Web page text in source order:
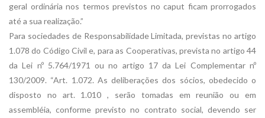
geral ordinária nos termos previstos no caput ficam prorrogados
até a sua realização.”
Para sociedades de Responsabilidade Limitada, previstas no artigo
1.078 do Código Civil e, para as Cooperativas, prevista no artigo 44
da Lei nº 5.764/1971 ou no artigo 17 da Lei Complementar nº
130/2009. “Art. 1.072. As deliberações dos sócios, obedecido o
disposto no art. 1.010 , serão tomadas em reunião ou em
assembléia, conforme previsto no contrato social, devendo ser